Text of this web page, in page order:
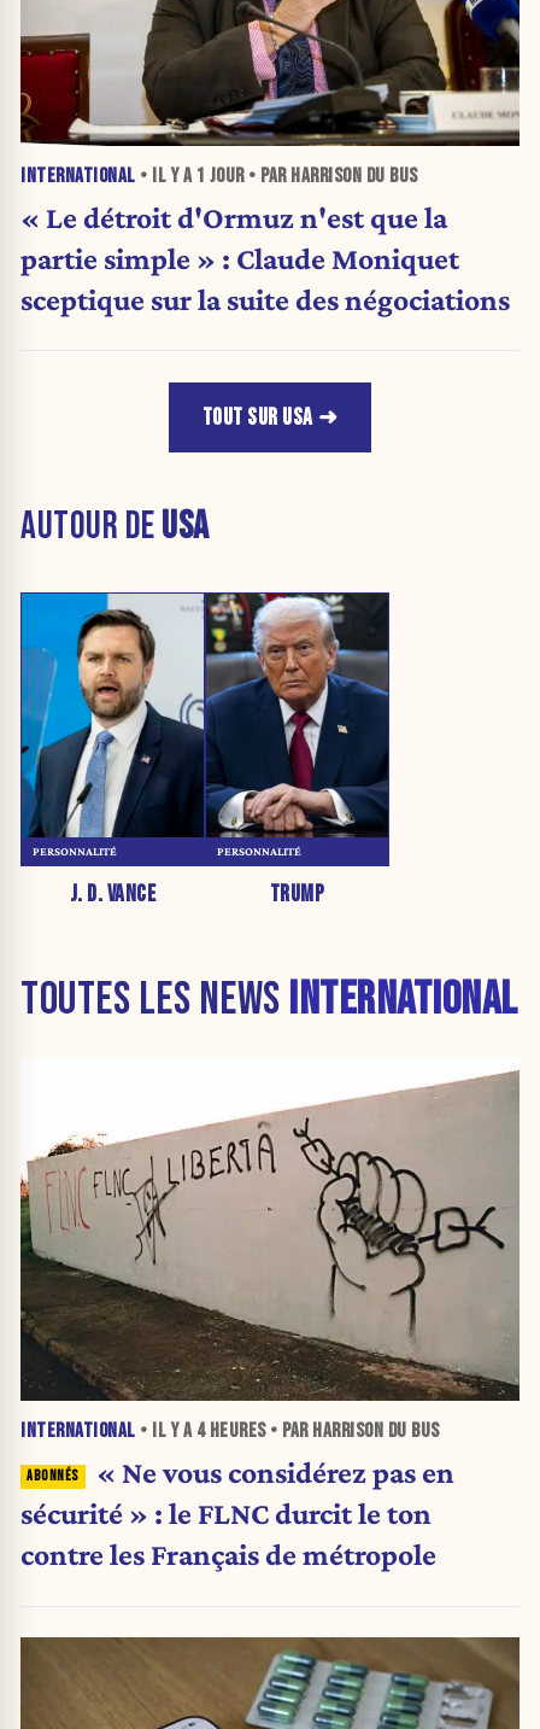
INTERNATIONAL • IL Y A 1 JOUR• PAR HARRISON DU BUS
« Le détroit d'Ormuz n'est que la
partie simple » : Claude Moniquet
sceptique sur la suite des négociations
TOUT SUR USA
AUTOUR DEUSA
J. D. VANCE
PERSONNALITÉ
TRUMP
PERSONNALITÉ
TOUTES LES NEWS INTERNATIONAL
INTERNATIONAL • IL Y A 4 HEURES• PAR HARRISON DU BUS
« Ne vous considérez pas en
sécurité » : le FLNC durcit le ton
contre les Français de métropole